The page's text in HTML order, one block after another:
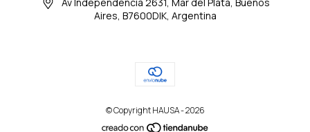
Aires, B7600DIK, Argentina
© Copyright HAUSA - 2026